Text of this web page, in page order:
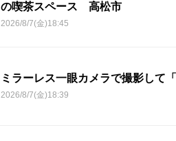
の喫茶スペース 高松市
2026/8/7(金)18:45
ミラーレス一眼カメラで撮影し
2026/8/7(金)18:39